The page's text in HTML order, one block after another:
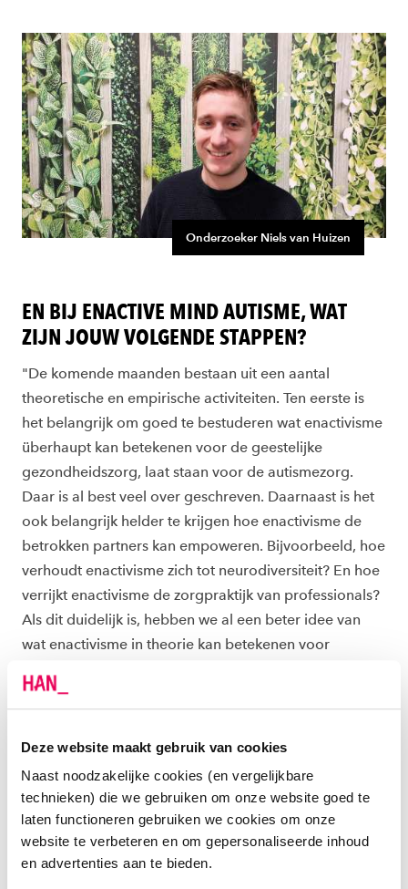
Deze website maakt gebruik van cookies
Naast noodzakelijke cookies (en vergelijkbare
technieken) die we gebruiken om onze website goed te
laten functioneren gebruiken we cookies om onze
website te verbeteren en om gepersonaliseerde inhoud
en advertenties aan te bieden.
Onderzoeker Niels van Huizen
EN BIJ ENACTIVE MIND AUTISME, WAT
ZIJN JOUW VOLGENDE STAPPEN?
"De komende maanden bestaan uit een aantal
theoretische en empirische activiteiten. Ten eerste is
het belangrijk om goed te bestuderen wat enactivisme
überhaupt kan betekenen voor de geestelijke
gezondheidszorg, laat staan voor de autismezorg.
Daar is al best veel over geschreven. Daarnaast is het
ook belangrijk helder te krijgen hoe enactivisme de
betrokken partners kan empoweren. Bijvoorbeeld, hoe
verhoudt enactivisme zich tot neurodiversiteit? En hoe
verrijkt enactivisme de zorgpraktijk van professionals?
Als dit duidelijk is, hebben we al een beter idee van
wat enactivisme in theorie kan betekenen voor
review gepland: wat bestaat er eigenlijk al op het
empirie om ze in te vullen. Om deze redenen zal ik de
komende tijd een aantal kernpartners bezoeken,
bijvoorbeeld kinder- en jeugdpsychiatrieKarakter
enDimence
. Hoe gaat er écht aan toe op de